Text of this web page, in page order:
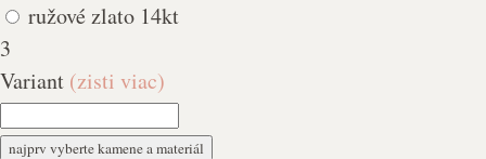
ružové zlato 14kt
3
Variant (zisti viac)
najprv vyberte kamene a materiál